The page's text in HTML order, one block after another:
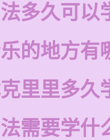
多久可以
的地方有
里里多久
需要学什